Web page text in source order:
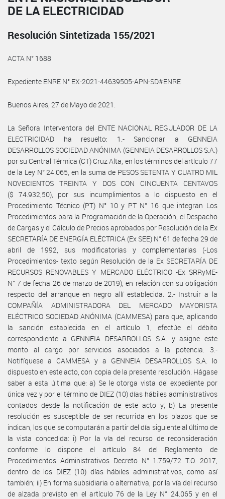
DE LA ELECTRICIDAD
Resolución Sintetizada 155/2021
ACTA N° 1688
Expediente ENRE N° EX-2021-44639505-APN-SD#ENRE
Buenos Aires, 27 de Mayo de 2021.
La Señora Interventora del ENTE NACIONAL REGULADOR DE LA
ELECTRICIDAD ha resuelto: 1.- Sancionar a GENNEIA
DESARROLLOS SOCIEDAD ANÓNIMA (GENNEIA DESARROLLOS S.A.)
por su Central Térmica (CT) Cruz Alta, en los términos del artículo 77
de la Ley N° 24.065, en la suma de PESOS SETENTA Y CUATRO MIL
NOVECIENTOS TREINTA Y DOS CON CINCUENTA CENTAVOS
($ 74.932,50), por sus incumplimientos a lo dispuesto en el
Procedimiento Técnico (PT) N° 10 y PT N° 16 que integran Los
Procedimientos para la Programación de la Operación, el Despacho
de Cargas y el Cálculo de Precios aprobados por Resolución de la Ex
SECRETARÍA DE ENERGÍA ELÉCTRICA (Ex SEE) N° 61 de fecha 29 de
abril de 1992, sus modificatorias y complementarias (-Los
Procedimientos- texto según Resolución de la Ex SECRETARÍA DE
RECURSOS RENOVABLES Y MERCADO ELÉCTRICO -Ex SRRyME-
N° 7 de fecha 26 de marzo de 2019), en relación con su obligación
respecto del arranque en negro allí establecida. 2.- Instruir a la
COMPAÑÍA ADMINISTRADORA DEL MERCADO MAYORISTA
ELÉCTRICO SOCIEDAD ANÓNIMA (CAMMESA) para que, aplicando
la sanción establecida en el artículo 1, efectúe el débito
correspondiente a GENNEIA DESARROLLOS S.A. y asigne este
monto al cargo por servicios asociados a la potencia. 3.-
Notifíquese a CAMMESA y a GENNEIA DESARROLLOS S.A. lo
dispuesto en este acto, con copia de la presente resolución. Hágase
saber a esta última que: a) Se le otorga vista del expediente por
única vez y por el término de DIEZ (10) días hábiles administrativos
contados desde la notificación de este acto y; b) La presente
resolución es susceptible de ser recurrida en los plazos que se
indican, los que se computarán a partir del día siguiente al último de
la vista concedida: i) Por la vía del recurso de reconsideración
conforme lo dispone el artículo 84 del Reglamento de
Procedimientos Administrativos Decreto N° 1.759/72 T.O. 2017,
dentro de los DIEZ (10) días hábiles administrativos, como así
también; ii) En forma subsidiaria o alternativa, por la vía del recurso
de alzada previsto en el artículo 76 de la Ley N° 24.065 y en el